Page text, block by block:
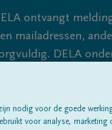
ontvangt
mailadressen,
DELA
dus blijf
Alle
nodig voor de goede
voor analyse, marketing